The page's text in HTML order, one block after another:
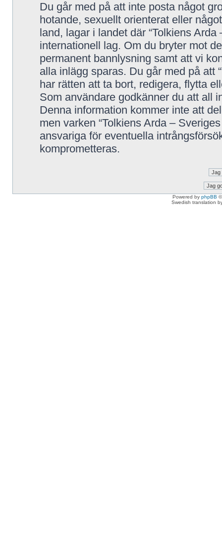
Du går med på att inte posta något
hotande, sexuellt orienterat eller
land, lagar i landet där “Tolkiens
internationell lag. Om du bryter mot
permanent bannlysning samt att vi
alla inlägg sparas. Du går med på att
har rätten att ta bort, redigera, flytta
Som användare godkänner du att all
Denna information kommer inte att
men varken “Tolkiens Arda –
ansvariga för eventuella
komprometteras.
Powered by phpBB
Swedish translation